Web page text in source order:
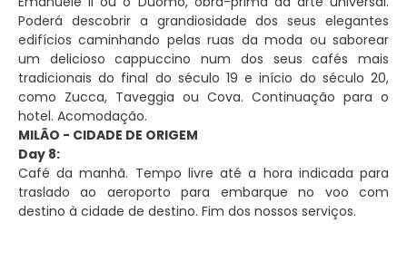
Poderá descobrir a grandiosidade dos seus elegantes
edifícios caminhando pelas ruas da moda ou saborear
um delicioso cappuccino num dos seus cafés mais
tradicionais do final do século 19 e início do século 20,
como Zucca, Taveggia ou Cova. Continuação para o
hotel. Acomodação.
MILÃO - CIDADE DE ORIGEM
Day 8:
Café da manhã. Tempo livre até a hora indicada para
traslado ao aeroporto para embarque no voo com
destino à cidade de destino. Fim dos nossos serviços.